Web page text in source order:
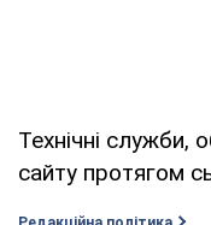
Технічні служби,
сайту протягом